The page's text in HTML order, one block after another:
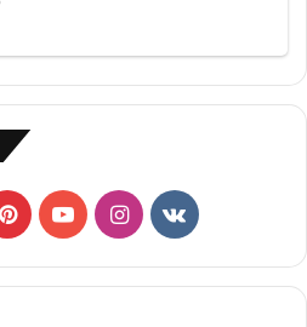
P
i
Y
o
I
n
v
k